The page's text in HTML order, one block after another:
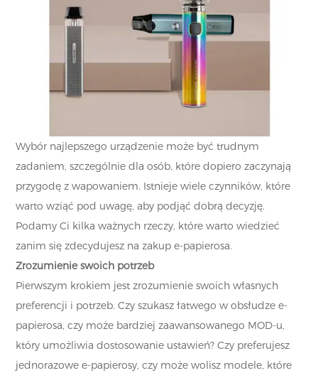
Wybór najlepszego urządzenie może być trudnym
zadaniem, szczególnie dla osób, które dopiero zaczynają
przygodę z wapowaniem. Istnieje wiele czynników, które
warto wziąć pod uwagę, aby podjąć dobrą decyzję.
Podamy Ci kilka ważnych rzeczy, które warto wiedzieć
zanim się zdecydujesz na zakup e-papierosa.
Zrozumienie swoich potrzeb
Pierwszym krokiem jest zrozumienie swoich własnych
preferencji i potrzeb. Czy szukasz łatwego w obsłudze e-
papierosa, czy może bardziej zaawansowanego MOD-u,
który umożliwia dostosowanie ustawień? Czy preferujesz
jednorazowe e-papierosy, czy może wolisz modele, które